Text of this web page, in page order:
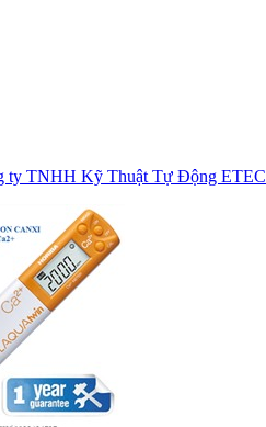
ty TNHH Kỹ Thuật Tự Động ETEC